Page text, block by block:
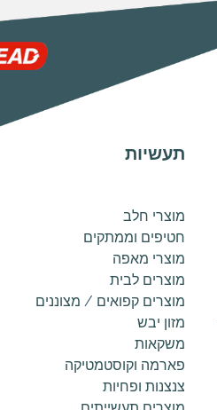
תעשיות
מוצרי חלב
חטיפים וממתקים
מוצרי מאפה
מוצרים לבית
מוצרים קפואים / מצוננים
מזון יבש
משקאות
פארמה וקוסטמטיקה
צנצנות ופחיות